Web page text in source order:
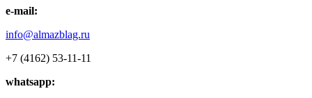
e-mail:
info@almazblag.ru
+7 (4162) 53-11-11
whatsapp: